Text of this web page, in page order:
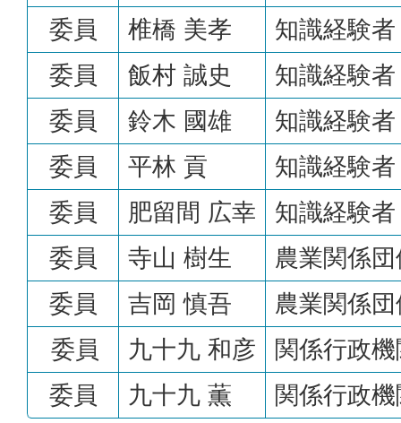
委員 椎橋 美孝
知識経験者
委員
飯村 誠史
知識経験者
委員
鈴木 國雄
知識経験者
委員
平林 貢
知識経験者
委員
肥留間 広幸
知識経験者
委員
寺山 樹生
農業関係
委員
吉岡 慎吾
農業関係
委員
九十九 和彦
関係行政
委員
九十九 薫 関係行政